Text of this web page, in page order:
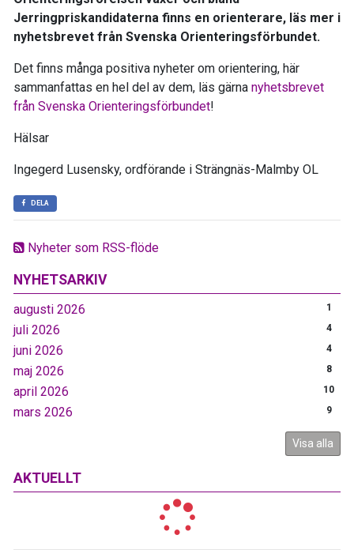
Nyheter som RSS-flöde
NYHETSARKIV
augusti 2026 1
juli 2026 4
juni 2026 4
maj 2026 8
april 2026 10
mars 2026 9
Visa alla
AKTUELLT
Jerringpriskandidaterna finns en orienterare, läs mer i
nyhetsbrevet från Svenska Orienteringsförbundet.
Det finns många positiva nyheter om orientering, här
sammanfattas en hel del av dem, läs gärna nyhetsbrevet
från Svenska Orienteringsförbundet!
Hälsar
Ingegerd Lusensky, ordförande i Strängnäs-Malmby OL
DELA